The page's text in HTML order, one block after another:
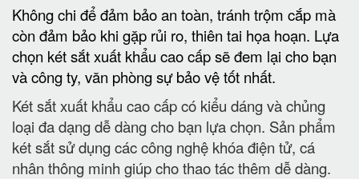
Không chi để đảm bảo an toàn, tránh trộm cắp mà
còn đảm bảo khi gặp rủi ro, thiên tai họa hoạn. Lựa
chọn két sắt xuất khẩu cao cấp sẽ đem lại cho bạn
và công ty, văn phòng sự bảo vệ tốt nhất.
Két sắt xuất khẩu cao cấp có kiểu dáng và chủng
loại đa dạng dễ dàng cho bạn lựa chọn. Sản phẩm
két sắt sử dụng các công nghệ khóa điện tử, cá
nhân thông minh giúp cho thao tác thêm dễ dàng.